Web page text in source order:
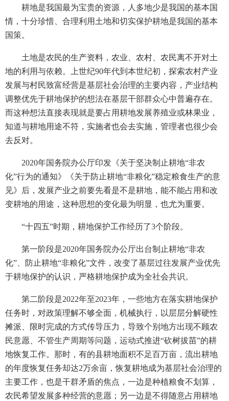
耕地是我国最为宝贵的资源，人多地少是我国的基本国
情，十分珍惜、合理利用土地和切实保护耕地是我国的基本
国策。
土地是农民的生产资料，农业、农村、农民离不开对土
地的利用与依赖。上世纪90年代到本世纪初，探索农村产业
发展与村民致富经营是基层社会治理的主要内容，产业结构
调整优先于耕地保护的想法在基层干部群众心中普遍存在。
而这种想法直接表现就是要占用耕地发展养殖业或林果业，
知道与耕地用途不符，实施者也会去实施，管理者也很少会
去反对。
2020年国务院办公厅印发《关于坚决制止耕地“非农
化”行为的通知》《关于防止耕地“非粮化”稳定粮食生产的意
见》后，发展产业之前要先看是不是耕地，能不能占用和改
变耕地的用途，这种思想的变化最为明显，也尤为重要。
“十四五”时期，耕地保护工作经历了3个阶段。
第一阶段是2020年国务院办公厅出台制止耕地“非农
化”、防止耕地“非粮化”文件，改变了基层过往发展产业优先
于耕地保护的认识，严格耕地保护成为全社会共识。
第二阶段是2022年至2023年，一些地方在落实耕地保护
任务时，对政策理解不够全面，机械执行，以层层分解硬性
摊派、限时完成的方式传导压力，导致个别地方出现不顾农
民意愿、不管生产周期等问题，运动式推进“砍树拔苗”的耕
地恢复工作。那时，有的县耕地面积不足百万亩，流出耕地
的年度恢复任务却达2万余亩，恢复耕地成为基层社会治理的
主要工作，也是干群矛盾的焦点，一边是种植粮食不划算，
农民希望发展多种经营的意愿；另一边是不得随意占用耕地